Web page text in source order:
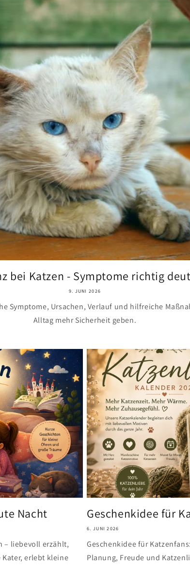
bei Katzen - Symptome richtig
9. JUNI 2026
Symptome, Ursachen, Verlauf und hilfreiche
Alltag mehr Sicherheit geben.
Nacht
– liebevoll erzählt,
erlebt kleine
Geschenkidee für
6. JUNI 2026
Geschenkidee für
Planung, Freude und